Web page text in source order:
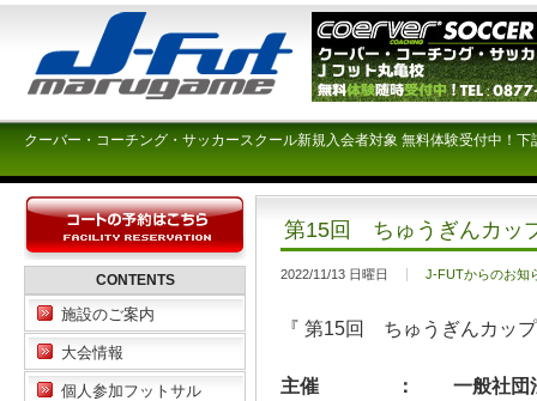
クーバー・コーチング・サッカースクール新規入会者対象 無料体験受付中！
第15回 ちゅうぎんカッ
2022/11/13 日曜日 J-FUTからのお知
『 第15回 ちゅうぎんカッ
主催 ： 一般社団法人
CONTENTS
施設のご案内
大会情報
個人参加フットサル